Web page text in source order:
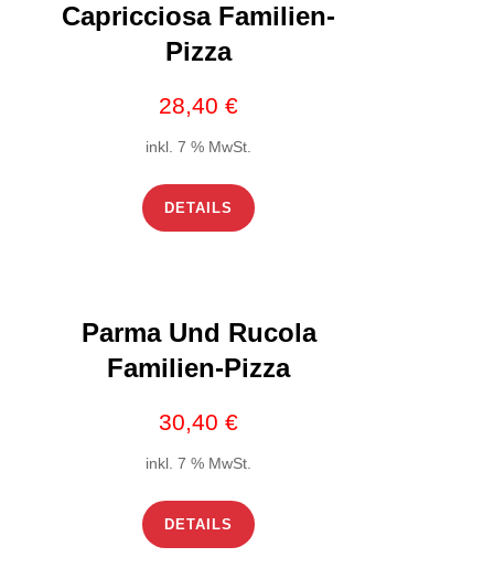
Capricciosa Familien-
Pizza
28,40 €
inkl. 7 % MwSt.
DETAILS
Parma Und Rucola
Familien-Pizza
30,40 €
inkl. 7 % MwSt.
DETAILS